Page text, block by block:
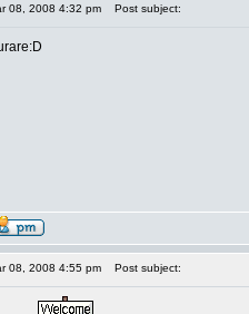
08, 2008 4:32 pm Post subject:
08, 2008 4:55 pm Post subject: